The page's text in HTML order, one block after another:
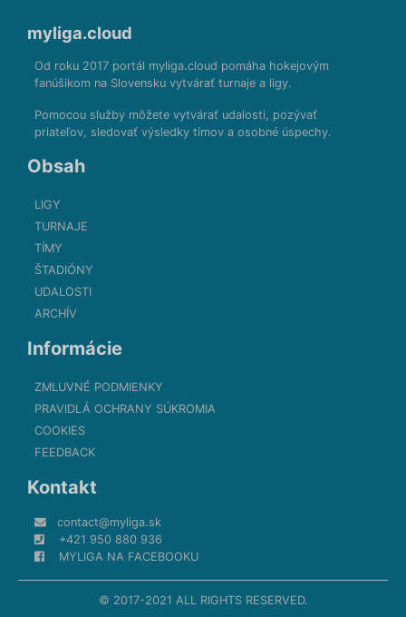
myliga.cloud
Od roku 2017 portál myliga.cloud pomáha hokejovým
fanúšikom na Slovensku vytvárať turnaje a ligy.
Pomocou služby môžete vytvárať udalosti, pozývať
priateľov, sledovať výsledky tímov a osobné úspechy.
Obsah
LIGY
TURNAJE
TÍMY
ŠTADIÓNY
UDALOSTI
ARCHÍV
Informácie
ZMLUVNÉ PODMIENKY
PRAVIDLÁ OCHRANY SÚKROMIA
COOKIES
FEEDBACK
Kontakt
contact@myliga.sk
+421 950 880 936
MYLIGA NA FACEBOOKU
© 2017-2021 ALL RIGHTS RESERVED.